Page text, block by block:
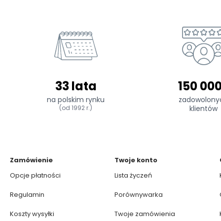
33 lata
na polskim rynku
(od 1992 r.)
150
klientów
Zamówienie
Opcje płatności
Regulamin
Koszty wysyłki
Twoje konto
Lista życzeń
Porównywarka
Twoje zamówienia